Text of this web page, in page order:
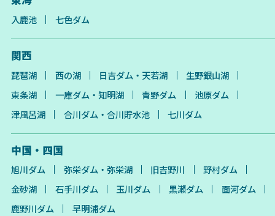
入鹿池 七色ダム
関西
琵琶湖 西の湖 日吉ダム・天若湖
生野銀山湖
東条湖
一庫ダム・知明湖 青野ダム
池原ダム
津風呂湖
合川ダム・合川貯水池 七川ダム
中国・四国
旭川ダム 弥栄ダム・弥栄湖 旧吉野川
野村ダム
金砂湖
石手川ダム 玉川ダム 黒瀬ダム
面河ダム
鹿野川ダム
早明浦ダム